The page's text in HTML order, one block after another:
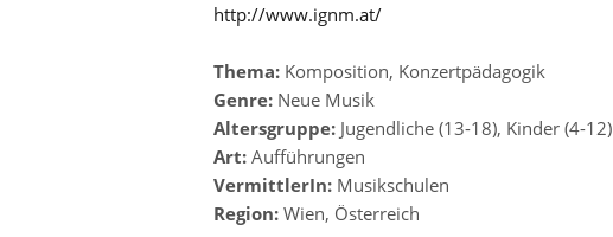
http://www.ignm.at/
Thema: Komposition, Konzertpädagogik
Genre: Neue Musik
Altersgruppe: Jugendliche (13-18), Kinder (4-12)
Art: Aufführungen
VermittlerIn: Musikschulen
Region: Wien, Österreich